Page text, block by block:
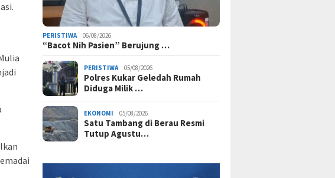
PERISTIWA 06/08/2026
“Bacot Nih Pasien” Berujung …
PERISTIWA 05/08/2026
Polres Kukar Geledah Rumah
Diduga Milik …
EKONOMI 05/08/2026
Satu Tambang di Berau Resmi
Tutup Agustu…